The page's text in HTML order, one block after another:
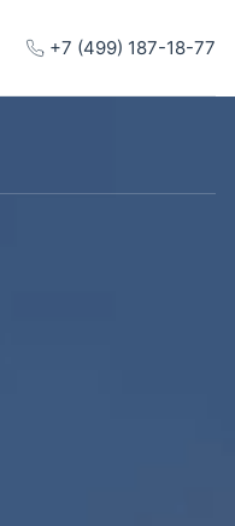
+7 (499) 187-18-77